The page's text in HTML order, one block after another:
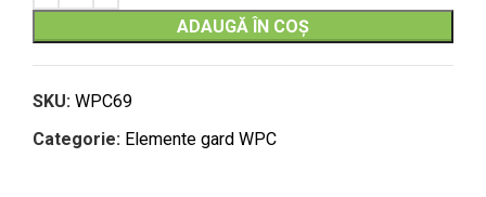
ADAUGĂ ÎN COȘ
SKU: WPC69
Categorie: Elemente gard WPC